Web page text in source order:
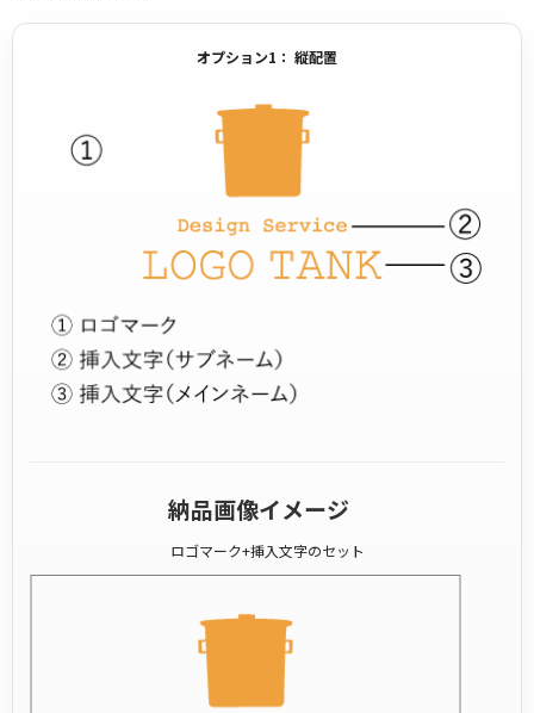
オプション1： 縦配置
納品画像イメージ
ロゴマーク+挿入文字のセット